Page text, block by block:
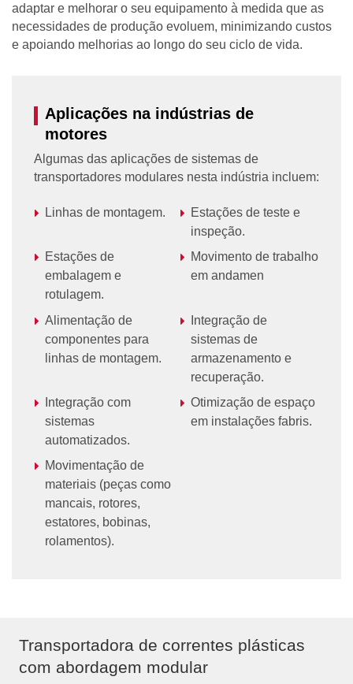
adaptar e melhorar o seu equipamento à medida que as
necessidades de produção evoluem, minimizando custos
e apoiando melhorias ao longo do seu ciclo de vida.
Aplicações na indústrias de
motores
Algumas das aplicações de sistemas de
transportadores modulares nesta indústria incluem:
Linhas de montagem.
Estações de teste e
inspeção.
Estações de
embalagem e
rotulagem.
Movimento de trabalho
em andamen
Alimentação de
componentes para
linhas de montagem.
Integração de
sistemas de
armazenamento e
recuperação.
Integração com
sistemas
automatizados.
Otimização de espaço
em instalações fabris.
Movimentação de
materiais (peças como
mancais, rotores,
estatores, bobinas,
rolamentos).
Transportadora de correntes plásticas
com abordagem modular